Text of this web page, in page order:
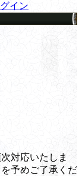
イン
対応いたしま
予めご了承くだ